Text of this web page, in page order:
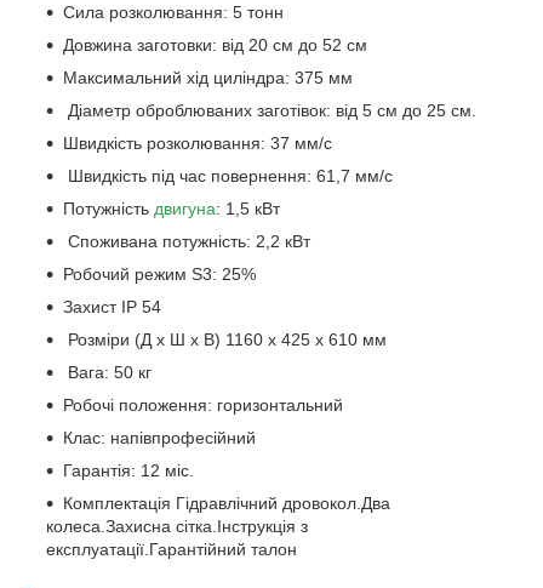
Сила розколювання: 5 тонн
Довжина заготовки: від 20 см до 52 см
Максимальний хід циліндра: 375 мм
Діаметр оброблюваних заготівок: від 5 см до 25 см.
Швидкість розколювання: 37 мм/с
Швидкість під час повернення: 61,7 мм/с
Потужність двигуна: 1,5 кВт
Споживана потужність: 2,2 кВт
Робочий режим S3: 25%
Захист IP 54
Розміри (Д х Ш х В) 1160 x 425 x 610 мм
Вага: 50 кг
Робочі положення: горизонтальний
Клас: напівпрофесійний
Гарантія: 12 міс.
Комплектація Гідравлічний дровокол.Два
колеса.Захисна сітка.Інструкція з
експлуатації.Гарантійний талон